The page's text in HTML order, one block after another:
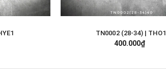
TÙY CHỌN
TN0002 (28-34) | THO1
400.000₫